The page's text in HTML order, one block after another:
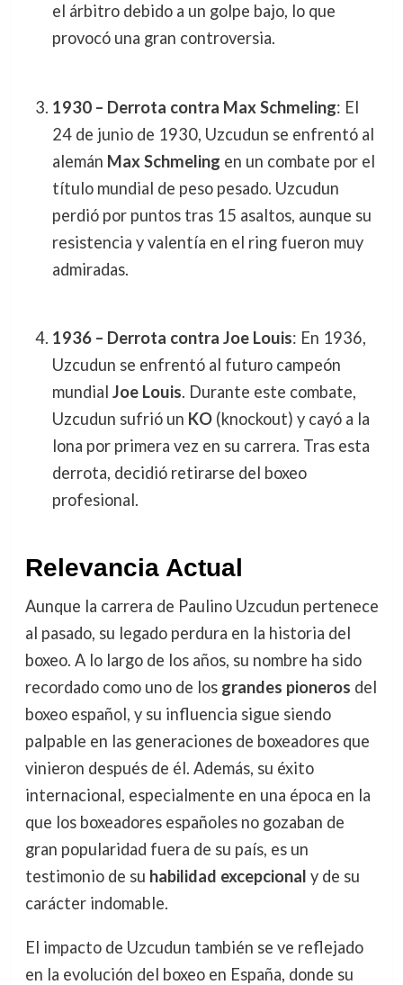
el árbitro debido a un golpe bajo, lo que
provocó una gran controversia.
1930 – Derrota contra Max Schmeling: El
24 de junio de 1930, Uzcudun se enfrentó al
alemán Max Schmeling en un combate por el
título mundial de peso pesado. Uzcudun
perdió por puntos tras 15 asaltos, aunque su
resistencia y valentía en el ring fueron muy
admiradas.
1936 – Derrota contra Joe Louis: En 1936,
Uzcudun se enfrentó al futuro campeón
mundial Joe Louis. Durante este combate,
Uzcudun sufrió un KO(knockout) y cayó a la
lona por primera vez en su carrera. Tras esta
derrota, decidió retirarse del boxeo
profesional.
Relevancia Actual
Aunque la carrera de Paulino Uzcudun pertenece
al pasado, su legado perdura en la historia del
boxeo. A lo largo de los años, su nombre ha sido
recordado como uno de los grandes pioneros del
boxeo español, y su influencia sigue siendo
palpable en las generaciones de boxeadores que
vinieron después de él. Además, su éxito
internacional, especialmente en una época en la
que los boxeadores españoles no gozaban de
gran popularidad fuera de su país, es un
testimonio de su habilidad excepcional y de su
carácter indomable.
El impacto de Uzcudun también se ve reflejado
en la evolución del boxeo en España, donde su